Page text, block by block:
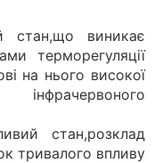
стан,що виникає
терморегуляції
на нього високої
стан,розклад
тривалого впливу